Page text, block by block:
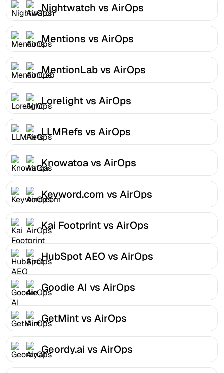
Nightwatch vs AirOps
Mentions vs AirOps
MentionLab vs AirOps
Lorelight vs AirOps
LLMRefs vs AirOps
Knowatoa vs AirOps
Keyword.com vs AirOps
Kai Footprint vs AirOps
HubSpot AEO vs AirOps
Goodie AI vs AirOps
GetMint vs AirOps
Geordy.ai vs AirOps